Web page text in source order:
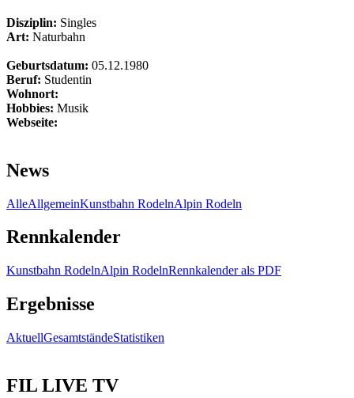
Disziplin: Singles
Art: Naturbahn
Geburtsdatum: 05.12.1980
Beruf: Studentin
Wohnort:
Hobbies: Musik
Webseite:
News
AlleAllgemeinKunstbahn RodelnAlpin Rodeln
Rennkalender
Kunstbahn RodelnAlpin RodelnRennkalender als PDF
Ergebnisse
AktuellGesamtständeStatistiken
FIL LIVE TV